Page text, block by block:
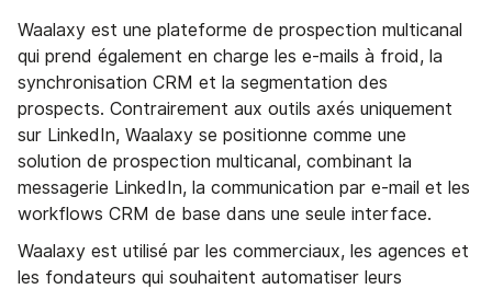
Waalaxy est une plateforme de prospection multicanal
qui prend également en charge les e-mails à froid, la
synchronisation CRM et la segmentation des
prospects. Contrairement aux outils axés uniquement
sur LinkedIn, Waalaxy se positionne comme une
solution de prospection multicanal, combinant la
messagerie LinkedIn, la communication par e-mail et les
workflows CRM de base dans une seule interface.
Waalaxy est utilisé par les commerciaux, les agences et
les fondateurs qui souhaitent automatiser leurs